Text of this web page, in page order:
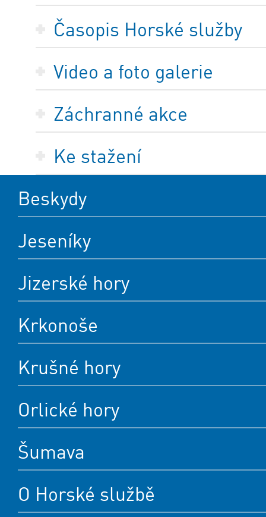
Časopis Horské služby
Video a foto galerie
Záchranné akce
Ke stažení
Beskydy
Jeseníky
Jizerské hory
Krkonoše
Krušné hory
Orlické hory
Šumava
O Horské službě